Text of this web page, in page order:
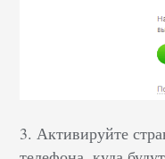
3. Активируйте